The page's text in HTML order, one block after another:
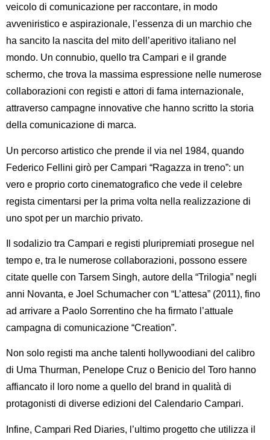
veicolo di comunicazione per raccontare, in modo
avveniristico e aspirazionale, l’essenza di un marchio che
ha sancito la nascita del mito dell’aperitivo italiano nel
mondo. Un connubio, quello tra Campari e il grande
schermo, che trova la massima espressione nelle numerose
collaborazioni con registi e attori di fama internazionale,
attraverso campagne innovative che hanno scritto la storia
della comunicazione di marca.
Un percorso artistico che prende il via nel 1984, quando
Federico Fellini girò per Campari “Ragazza in treno”: un
vero e proprio corto cinematografico che vede il celebre
regista cimentarsi per la prima volta nella realizzazione di
uno spot per un marchio privato.
Il sodalizio tra Campari e registi pluripremiati prosegue nel
tempo e, tra le numerose collaborazioni, possono essere
citate quelle con Tarsem Singh, autore della “Trilogia” negli
anni Novanta, e Joel Schumacher con “L’attesa” (2011), fino
ad arrivare a Paolo Sorrentino che ha firmato l’attuale
campagna di comunicazione “Creation”.
Non solo registi ma anche talenti hollywoodiani del calibro
di Uma Thurman, Penelope Cruz o Benicio del Toro hanno
affiancato il loro nome a quello del brand in qualità di
protagonisti di diverse edizioni del Calendario Campari.
Infine, Campari Red Diaries, l’ultimo progetto che utilizza il